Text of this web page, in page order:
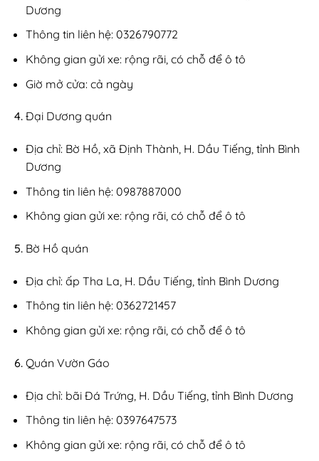
Dương
Thông tin liên hệ: 0326790772
Không gian gửi xe: rộng rãi, có chỗ để ô tô
Giờ mở cửa: cả ngày
Đại Dương quán
Địa chỉ: Bờ Hồ, xã Định Thành, H. Dầu Tiếng, tỉnh Bình
Dương
Thông tin liên hệ: 0987887000
Không gian gửi xe: rộng rãi, có chỗ để ô tô
Bờ Hồ quán
Địa chỉ: ấp Tha La, H. Dầu Tiếng, tỉnh Bình Dương
Thông tin liên hệ: 0362721457
Không gian gửi xe: rộng rãi, có chỗ để ô tô
Quán Vườn Gáo
Địa chỉ: bãi Đá Trứng, H. Dầu Tiếng, tỉnh Bình Dương
Thông tin liên hệ: 0397647573
Không gian gửi xe: rộng rãi, có chỗ để ô tô